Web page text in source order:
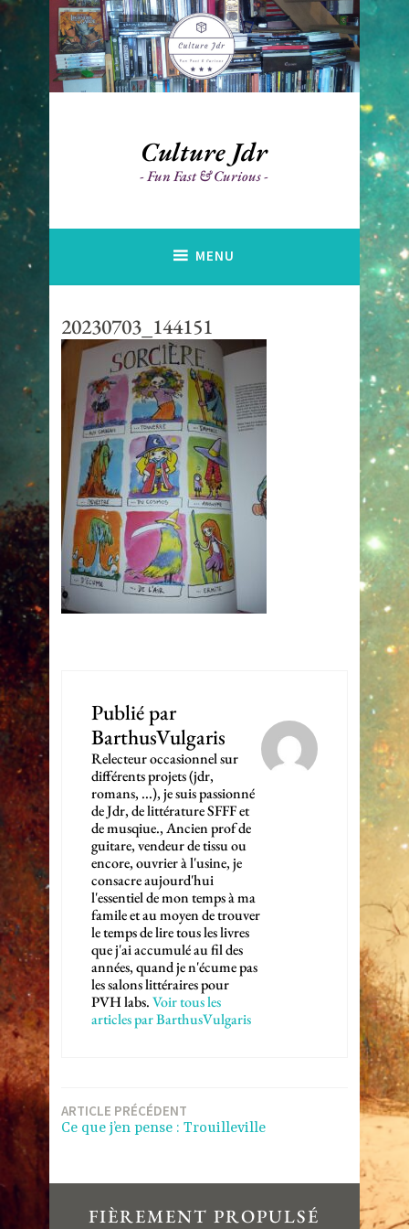
Accéder
au
contenu
principal
Culture Jdr
Fun Fast & Curious
MENU
20230703_144151
Publié par
BarthusVulgaris
Relecteur occasionnel sur
différents projets (jdr,
romans, ...), je suis passionné
de Jdr, de littérature SFFF et
de musqiue., Ancien prof de
guitare, vendeur de tissu ou
encore, ouvrier à l'usine, je
consacre aujourd'hui
l'essentiel de mon temps à ma
famile et au moyen de trouver
le temps de lire tous les livres
que j'ai accumulé au fil des
années, quand je n'écume pas
les salons littéraires pour
PVH labs.Voir tous les
articles par BarthusVulgaris
Navigation
de
ARTICLE PRÉCÉDENT
Ce que j’en pense : Trouilleville
FIÈREMENT PROPULSÉ